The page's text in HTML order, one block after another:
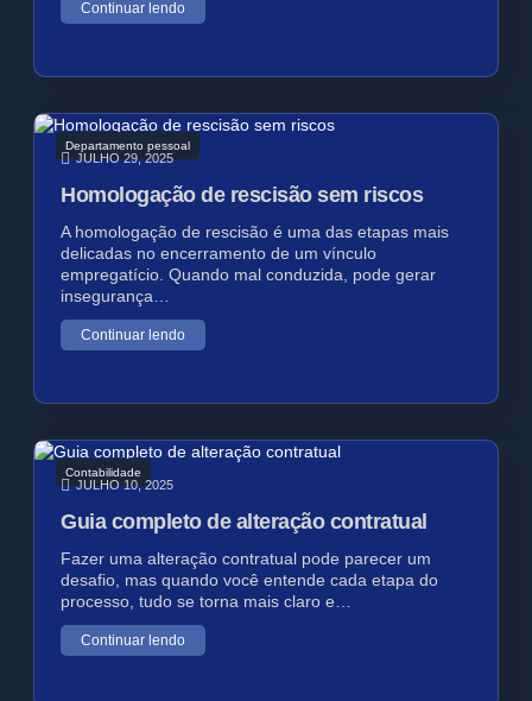
Continuar lendo
Departamento pessoal
JULHO 29, 2025
Homologação de rescisão sem riscos
A homologação de rescisão é uma das etapas mais
delicadas no encerramento de um vínculo
empregatício. Quando mal conduzida, pode gerar
insegurança…
Continuar lendo
Contabilidade
JULHO 10, 2025
Guia completo de alteração contratual
Fazer uma alteração contratual pode parecer um
desafio, mas quando você entende cada etapa do
processo, tudo se torna mais claro e…
Continuar lendo